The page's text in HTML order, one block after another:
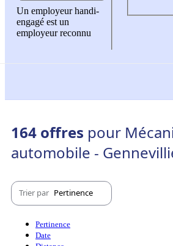
Un employeur handi-
engagé est un
employeur reconnu
164 offres pour
automobile -
Trier par Pertinence
Pertinence
Date